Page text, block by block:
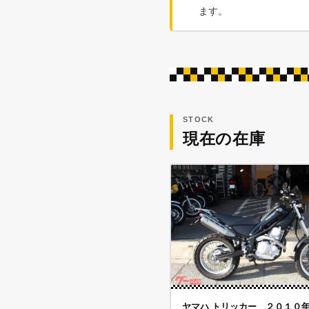
ます。
STOCK
現在の在庫
ヤマハ トリッカー ２０１０